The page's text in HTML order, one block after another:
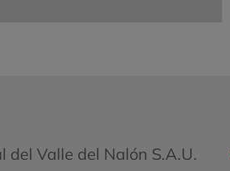
del Valle del Nalón S.A.U.